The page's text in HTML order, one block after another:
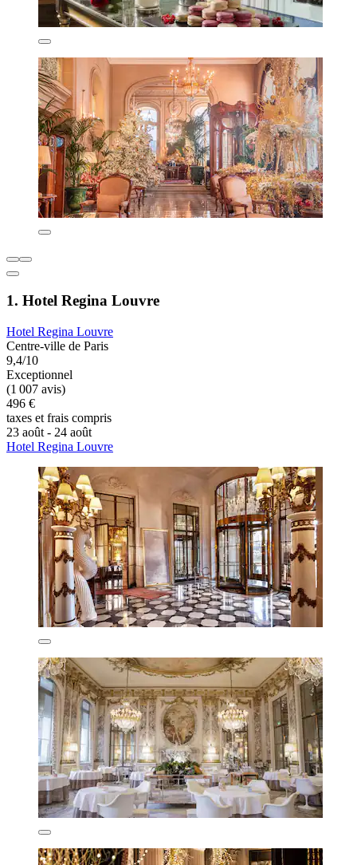
1. Hotel Regina Louvre
Hotel Regina Louvre
Centre-ville de Paris
9,4/10
Exceptionnel
(1 007 avis)
496 €
taxes et frais compris
23 août - 24 août
Hotel Regina Louvre